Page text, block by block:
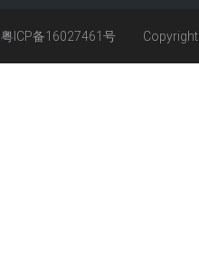
粤ICP备16027461号